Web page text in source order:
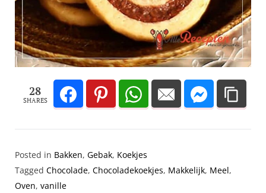
28
SHARES
Posted in Bakken, Gebak, Koekjes
Tagged Chocolade, Chocoladekoekjes, Makkelijk, Meel,
Oven, vanille